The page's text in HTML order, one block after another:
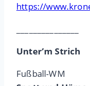
https://
Unter’m Strich
Fußball-WM